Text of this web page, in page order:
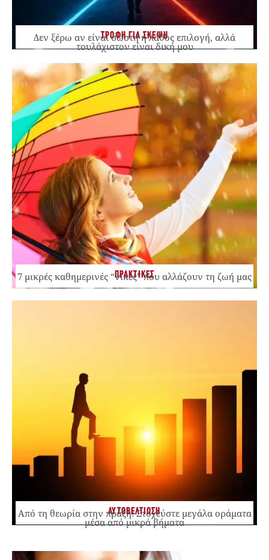
ΤΡΟΦΗ ΓΙΑ ΣΚΕΨΗ
Δεν ξέρω αν είναι σωστή ή λάθος επιλογή, αλλά
τουλάχιστον είναι δική μου
ΠΡΑΚΤΙΚΕΣ
7 μικρές καθημερινές “νίκες” που αλλάζουν τη ζωή μας
ΑΥΤΟΒΕΛΤΙΩΣΗ
Από τη θεωρία στην πράξη: Στοχεύστε μεγάλα οράματα
μέσα από μικρά βήματα